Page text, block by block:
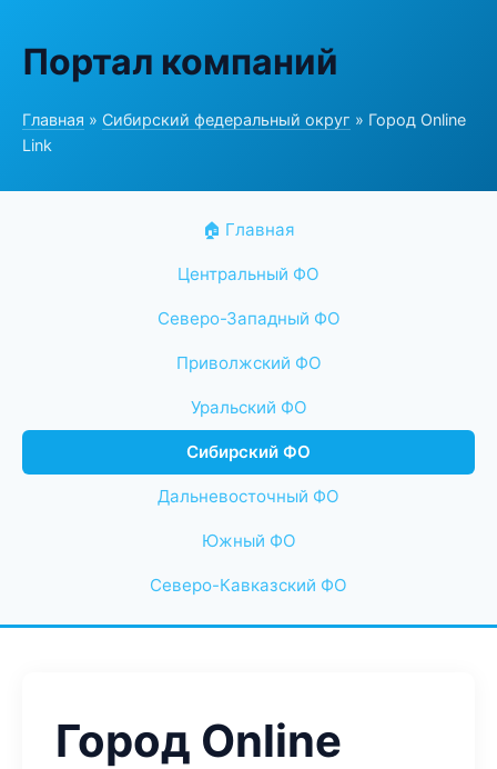
Портал компаний
Главная » Сибирский федеральный округ » Город Online
Link
🏠 Главная
Центральный ФО
Северо-Западный ФО
Приволжский ФО
Уральский ФО
Сибирский ФО
Дальневосточный ФО
Южный ФО
Северо-Кавказский ФО
Город Online